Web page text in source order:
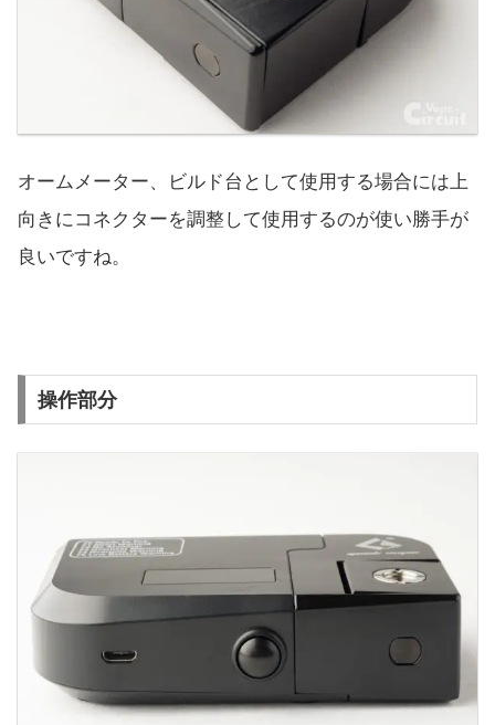
オームメーター、ビルド台として使用する場合には上
向きにコネクターを調整して使用するのが使い勝手が
良いですね。
操作部分